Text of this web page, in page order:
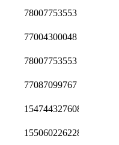
78007753553
77004300048
78007753553
77087099767
154744327608
155060226228